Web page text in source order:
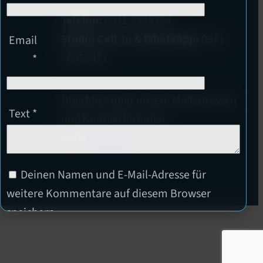
Telefon:0941 9435784
Email
*
Text*
Deinen Namen und E-Mail-Adresse für
weitere Kommentare auf diesem Browser
speichern.